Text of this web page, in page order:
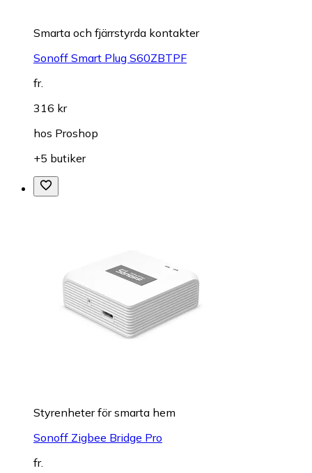
Smarta och fjärrstyrda kontakter
Sonoff Smart Plug S60ZBTPF
fr.
316 kr
hos Proshop
+5 butiker
Styrenheter för smarta hem
Sonoff Zigbee Bridge Pro
fr.